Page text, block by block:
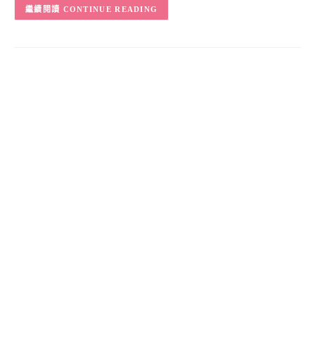
CONTINUE READING